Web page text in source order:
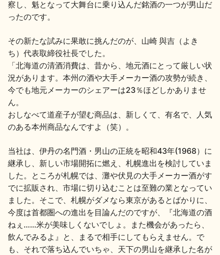
地酒川柳
日本酒の楽しみ方特集
イベント情報TOP 新商品・おすすめ商品
察し、魁となって大舞台に乗り込んだ銘酒の一つが男山だ
ったのです。
その新たな試みに果敢に挑んだのが、山崎 與吉（よき
ち）代表取締役社長でした。
「北海道の清酒消費は、昔から、地元酒にとって厳しい状
況があります。本州の酒や大手メーカー酒の攻勢が続き、
今でも地元メーカーのシェアーは23％ほどしかありませ
ん。
おしなべて道産子が望む商品は、新しくて、有名で、人気
のある本州商品なんですよ（笑）。
当社は、伊丹の名門酒・男山の正統を昭和43年(1968）に
継承し、新しい市場開拓に燃え、札幌進出を検討していま
した。ところが札幌では、灘や伏見の大手メーカー酒がす
でに拡販され、市場に切り込むことは至難の業となってい
ました。そこで、札幌がダメなら東京があるとばかりに、
今度は首都圏への進出を目論んだのですが、『北海道の酒
ねぇ……米が美味しくないでしょ。また機会があったら、
飲んでみるよ』と、まるで相手にしてもらえません。で
も、それで落ち込んでいちゃ、天下の男山を継承した名が